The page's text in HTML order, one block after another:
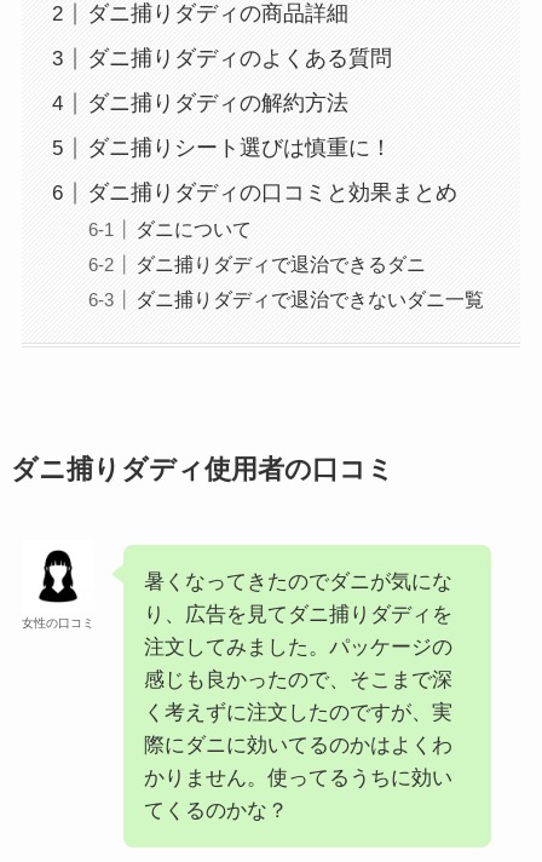
ダニ捕りダディの商品詳細
ダニ捕りダディのよくある質問
ダニ捕りダディの解約方法
ダニ捕りシート選びは慎重に！
ダニ捕りダディの口コミと効果まとめ
ダニについて
ダニ捕りダディで退治できるダニ
ダニ捕りダディで退治できないダニ一覧
ダニ捕りダディ使用者の口コミ
女性の口コミ
暑くなってきたのでダニが気にな
り、広告を見てダニ捕りダディを
注文してみました。パッケージの
感じも良かったので、そこまで深
く考えずに注文したのですが、実
際にダニに効いてるのかはよくわ
かりません。使ってるうちに効い
てくるのかな？